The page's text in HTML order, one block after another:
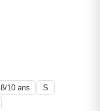
8/10 ans
S